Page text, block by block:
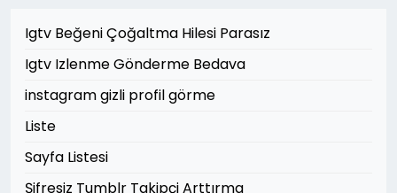
Igtv Beğeni Çoğaltma Hilesi Parasız
Igtv Izlenme Gönderme Bedava
instagram gizli profil görme
Liste
Sayfa Listesi
Şifresiz Tumblr Takipçi Arttırma